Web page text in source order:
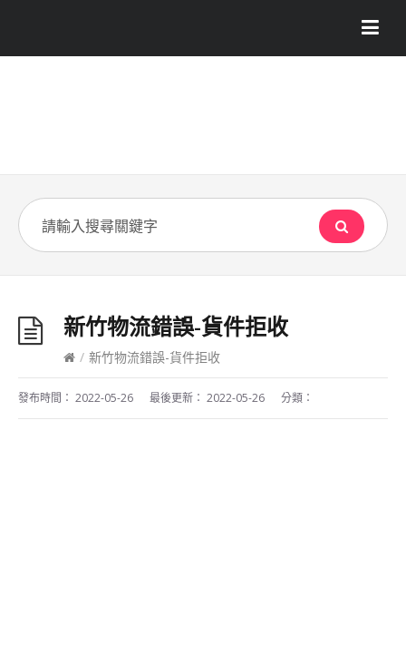
新竹物流錯誤-貨件拒收
/ 新竹物流錯誤-貨件拒收
發布時間： 2022-05-26 最後更新： 2022-05-26 分類：